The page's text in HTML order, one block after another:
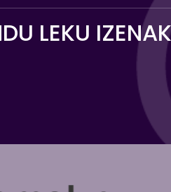
LEKU IZENAK